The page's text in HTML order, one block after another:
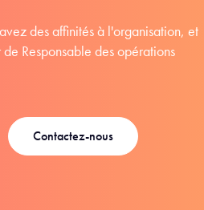
des affinités à l'organisation, et
Responsable des opérations
Contactez-nous